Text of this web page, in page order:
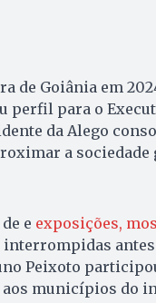
de Goiânia em
perfil para o
da Alego
a sociedade
e exposições,
Peixoto
aos municípios do